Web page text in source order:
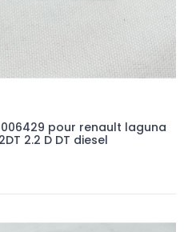
pour renault laguna
2.2 D DT diesel